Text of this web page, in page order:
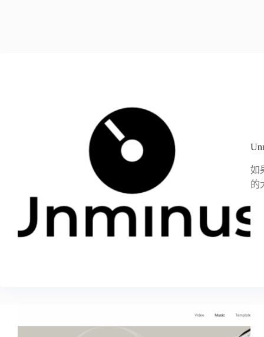
如
的